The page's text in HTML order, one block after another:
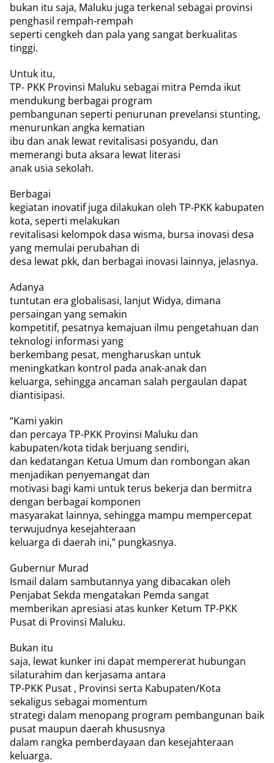
bukan itu saja, Maluku juga terkenal sebagai provinsi
penghasil rempah-rempah
seperti cengkeh dan pala yang sangat berkualitas
tinggi.
Untuk itu,
TP- PKK Provinsi Maluku sebagai mitra Pemda ikut
mendukung berbagai program
pembangunan seperti penurunan prevelansi stunting,
menurunkan angka kematian
ibu dan anak lewat revitalisasi posyandu, dan
memerangi buta aksara lewat literasi
anak usia sekolah.
Berbagai
kegiatan inovatif juga dilakukan oleh TP-PKK kabupaten
kota, seperti melakukan
revitalisasi kelompok dasa wisma, bursa inovasi desa
yang memulai perubahan di
desa lewat pkk, dan berbagai inovasi lainnya, jelasnya.
Adanya
tuntutan era globalisasi, lanjut Widya, dimana
persaingan yang semakin
kompetitif, pesatnya kemajuan ilmu pengetahuan dan
teknologi informasi yang
berkembang pesat, mengharuskan untuk
meningkatkan kontrol pada anak-anak dan
keluarga, sehingga ancaman salah pergaulan dapat
diantisipasi.
“Kami yakin
dan percaya TP-PKK Provinsi Maluku dan
kabupaten/kota tidak berjuang sendiri,
dan kedatangan Ketua Umum dan rombongan akan
menjadikan penyemangat dan
motivasi bagi kami untuk terus bekerja dan bermitra
dengan berbagai komponen
masyarakat lainnya, sehingga mampu mempercepat
terwujudnya kesejahteraan
keluarga di daerah ini,” pungkasnya.
Gubernur Murad
Ismail dalam sambutannya yang dibacakan oleh
Penjabat Sekda mengatakan Pemda sangat
memberikan apresiasi atas kunker Ketum TP-PKK
Pusat di Provinsi Maluku.
Bukan itu
saja, lewat kunker ini dapat mempererat hubungan
silaturahim dan kerjasama antara
TP-PKK Pusat , Provinsi serta Kabupaten/Kota
sekaligus sebagai momentum
strategi dalam menopang program pembangunan baik
pusat maupun daerah khususnya
dalam rangka pemberdayaan dan kesejahteraan
keluarga.